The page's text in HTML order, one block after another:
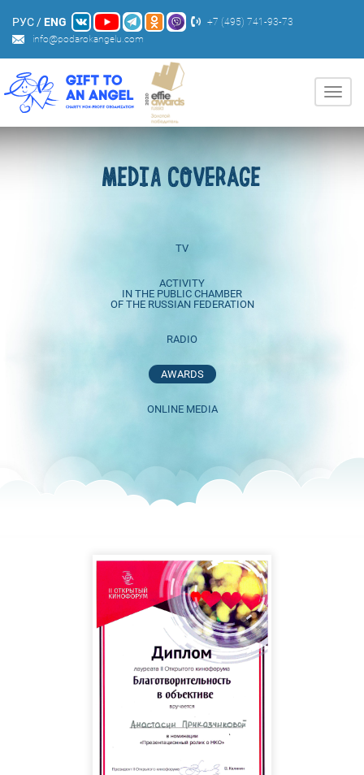
РУС / ENG
+7 (495) 741-93-73
info@podarokangelu.com
MEDIA COVERAGE
TV
ACTIVITY
IN THE PUBLIC CHAMBER
OF THE RUSSIAN FEDERATION
RADIO
AWARDS
ONLINE MEDIA